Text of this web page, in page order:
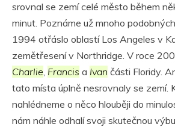
srovnal se zemí celé město během
minut. Poznáme už mnoho
1994 otřáslo oblastí Los Angeles v
zemětřesení v Northridge. V roce
Charlie, Francis a Ivan části Floridy.
tato místa úplně nesrovnaly se zemí.
nahlédneme o něco hlouběji do
nám náhle odhalí svoji skutečnou